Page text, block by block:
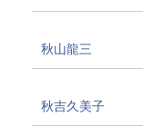
秋山龍三
秋吉久美子